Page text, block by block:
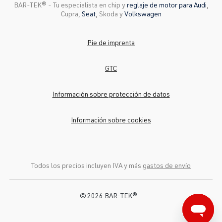
BAR-TEK®️ - Tu especialista en chip yreglaje de motor para Audi
Cupra, Seat, Skoda yVolkswagen
Todos los precios incluyen IVA y más gastos de envío
Pie de imprenta
GTC
Información sobre protección de datos
Información sobre cookies
© 2026 BAR-TEK®